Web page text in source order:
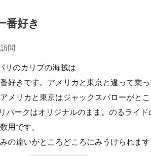
番好き
問
リのカリブの海賊は
好きです。アメリカと東京と違って乗
メリカと東京はジャックスパローがと
パークはオリジナルのまま。のるライド
用です。
の違いがところどころにみうけられます